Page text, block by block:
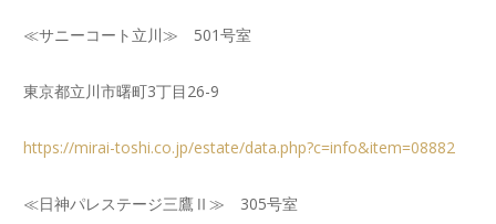
≪サニーコート立川≫ 501号室
東京都立川市曙町3丁目26-9
https://mirai-toshi.co.jp/estate/data.php?c=info&item=08882
≪日神パレステージ三鷹Ⅱ≫ 305号室